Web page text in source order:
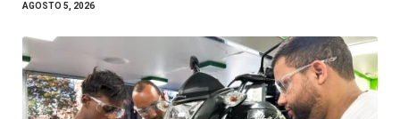
AGOSTO 5, 2026